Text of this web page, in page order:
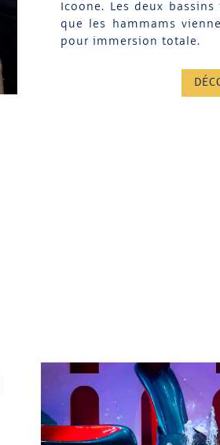
Icoone. Les deux
que les hammams
pour immersion totale.